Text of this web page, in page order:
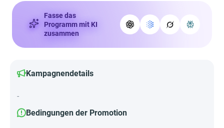
Fasse das
Programm mit KI
zusammen
Kampagnendetails
-
Bedingungen der Promotion